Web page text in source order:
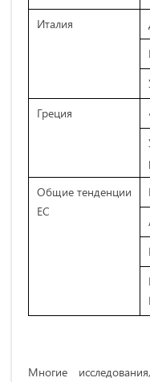
Италия
Греция
Общие тенденции
ЕС
Многие